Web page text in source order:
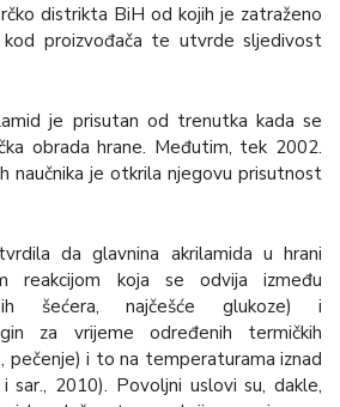
distrikta BiH od kojih je zatraženo
proizvođača te utvrde sljedivost
je prisutan od trenutka kada se
obrada hrane. Međutim, tek 2002.
naučnika je otkrila njegovu prisutnost
da glavnina akrilamida u hrani
reakcijom koja se odvija između
šećera, najčešće glukoze) i
za vrijeme određenih termičkih
pečenje) i to na temperaturama iznad
i sar., 2010). Povoljni uslovi su, dakle,